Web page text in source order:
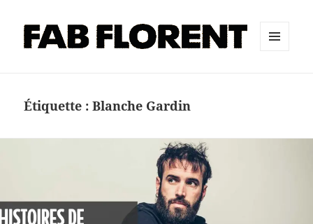
Étiquette :Blanche Gardin